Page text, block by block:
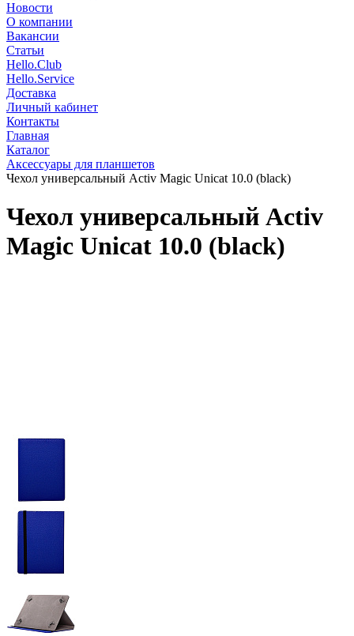
Новости
О компании
Вакансии
Статьи
Hello.Club
Hello.Service
Доставка
Личный кабинет
Контакты
Главная
Каталог
Аксессуары для планшетов
Чехол универсальный Activ Magic Unicat 10.0 (black)
Чехол универсальный Activ
Magic Unicat 10.0 (black)